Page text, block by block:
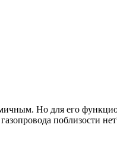
Но для его
поблизости